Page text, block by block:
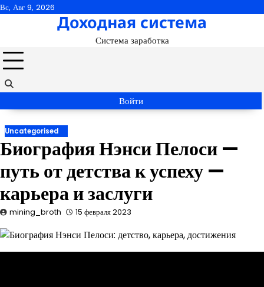
Перейти
Вс, Авг 9, 2026
Доходная система
Система заработка
Войти
Uncategorised
Биография Нэнси Пелоси —
путь от детства к успеху —
карьера и заслуги
mining_broth 15 февраля 2023